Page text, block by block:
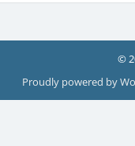
©
Proudly powered by